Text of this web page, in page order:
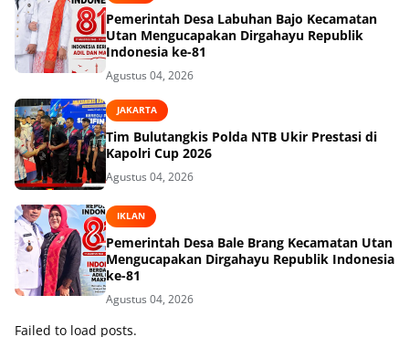
Pemerintah Desa Labuhan Bajo Kecamatan
Utan Mengucapakan Dirgahayu Republik
Indonesia ke-81
Agustus 04, 2026
JAKARTA
Tim Bulutangkis Polda NTB Ukir Prestasi di
Kapolri Cup 2026
Agustus 04, 2026
IKLAN
Pemerintah Desa Bale Brang Kecamatan Utan
Mengucapakan Dirgahayu Republik Indonesia
ke-81
Agustus 04, 2026
Failed to load posts.